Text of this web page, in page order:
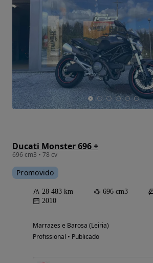
Ducati Monster 696 +
696 cm3 • 78 cv
Promovido
28 483 km 696 cm3
2010
Marrazes e Barosa (Leiria)
Profissional • Publicado